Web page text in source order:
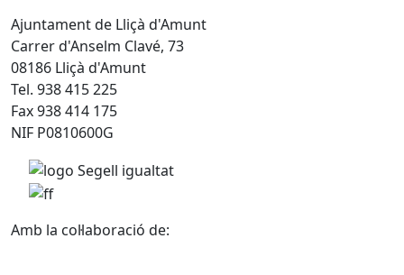
Ajuntament de Lliçà d'Amunt
Carrer d'Anselm Clavé, 73
08186 Lliçà d'Amunt
Tel. 938 415 225
Fax 938 414 175
NIF P0810600G
Amb la col·laboració de: